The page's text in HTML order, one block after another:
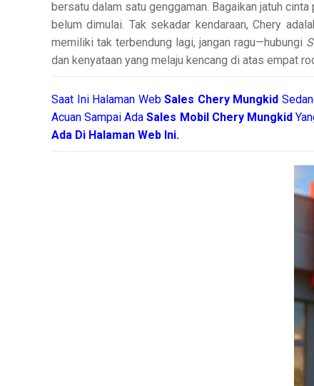
bersatu dalam satu genggaman. Bagaikan jatuh
belum dimulai. Tak sekadar kendaraan, Chery
memiliki tak terbendung lagi, jangan ragu—hubungi
dan kenyataan yang melaju kencang di atas empat
Saat Ini Halaman WebSales Chery Mungkid
Acuan Sampai AdaSales Mobil Chery Mungkid
Ada Di Halaman Web Ini.